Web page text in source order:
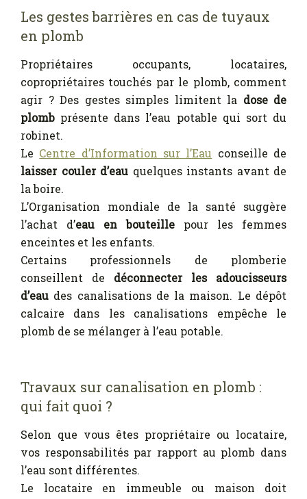
Les gestes barrières en cas de tuyaux
en plomb
Propriétaires occupants, locataires,
copropriétaires touchés par le plomb, comment
agir ? Des gestes simples limitent la dose de
plomb présente dans l’eau potable qui sort du
robinet.
Le Centre d’Information sur l’Eau conseille de
laisser couler d’eau quelques instants avant de
la boire.
L’Organisation mondiale de la santé suggère
l’achat d’eau en bouteille pour les femmes
enceintes et les enfants.
Certains professionnels de plomberie
conseillent de déconnecter les adoucisseurs
d’eau des canalisations de la maison. Le dépôt
calcaire dans les canalisations empêche le
plomb de se mélanger à l’eau potable.
Travaux sur canalisation en plomb :
qui fait quoi ?
Selon que vous êtes propriétaire ou locataire,
vos responsabilités par rapport au plomb dans
l’eau sont différentes.
Le locataire en immeuble ou maison doit